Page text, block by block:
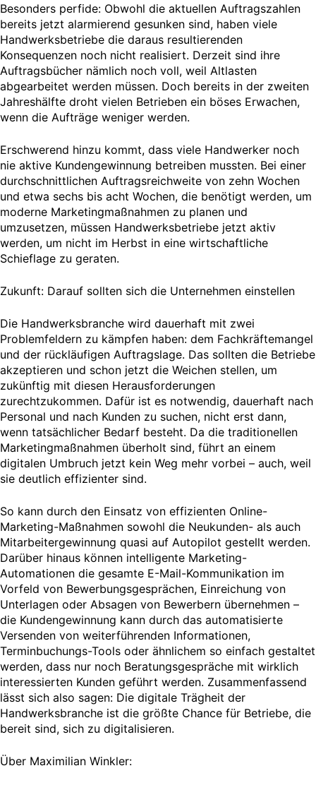
Besonders perfide: Obwohl die aktuellen Auftragszahlen
bereits jetzt alarmierend gesunken sind, haben viele
Handwerksbetriebe die daraus resultierenden
Konsequenzen noch nicht realisiert. Derzeit sind ihre
Auftragsbücher nämlich noch voll, weil Altlasten
abgearbeitet werden müssen. Doch bereits in der zweiten
Jahreshälfte droht vielen Betrieben ein böses Erwachen,
wenn die Aufträge weniger werden.
Erschwerend hinzu kommt, dass viele Handwerker noch
nie aktive Kundengewinnung betreiben mussten. Bei einer
durchschnittlichen Auftragsreichweite von zehn Wochen
und etwa sechs bis acht Wochen, die benötigt werden, um
moderne Marketingmaßnahmen zu planen und
umzusetzen, müssen Handwerksbetriebe jetzt aktiv
werden, um nicht im Herbst in eine wirtschaftliche
Schieflage zu geraten.
Zukunft: Darauf sollten sich die Unternehmen einstellen
Die Handwerksbranche wird dauerhaft mit zwei
Problemfeldern zu kämpfen haben: dem Fachkräftemangel
und der rückläufigen Auftragslage. Das sollten die Betriebe
akzeptieren und schon jetzt die Weichen stellen, um
zukünftig mit diesen Herausforderungen
zurechtzukommen. Dafür ist es notwendig, dauerhaft nach
Personal und nach Kunden zu suchen, nicht erst dann,
wenn tatsächlicher Bedarf besteht. Da die traditionellen
Marketingmaßnahmen überholt sind, führt an einem
digitalen Umbruch jetzt kein Weg mehr vorbei – auch, weil
sie deutlich effizienter sind.
So kann durch den Einsatz von effizienten Online-
Marketing-Maßnahmen sowohl die Neukunden- als auch
Mitarbeitergewinnung quasi auf Autopilot gestellt werden.
Darüber hinaus können intelligente Marketing-
Automationen die gesamte E-Mail-Kommunikation im
Vorfeld von Bewerbungsgesprächen, Einreichung von
Unterlagen oder Absagen von Bewerbern übernehmen –
die Kundengewinnung kann durch das automatisierte
Versenden von weiterführenden Informationen,
Terminbuchungs-Tools oder ähnlichem so einfach gestaltet
werden, dass nur noch Beratungsgespräche mit wirklich
interessierten Kunden geführt werden. Zusammenfassend
lässt sich also sagen: Die digitale Trägheit der
Handwerksbranche ist die größte Chance für Betriebe, die
bereit sind, sich zu digitalisieren.
Über Maximilian Winkler: